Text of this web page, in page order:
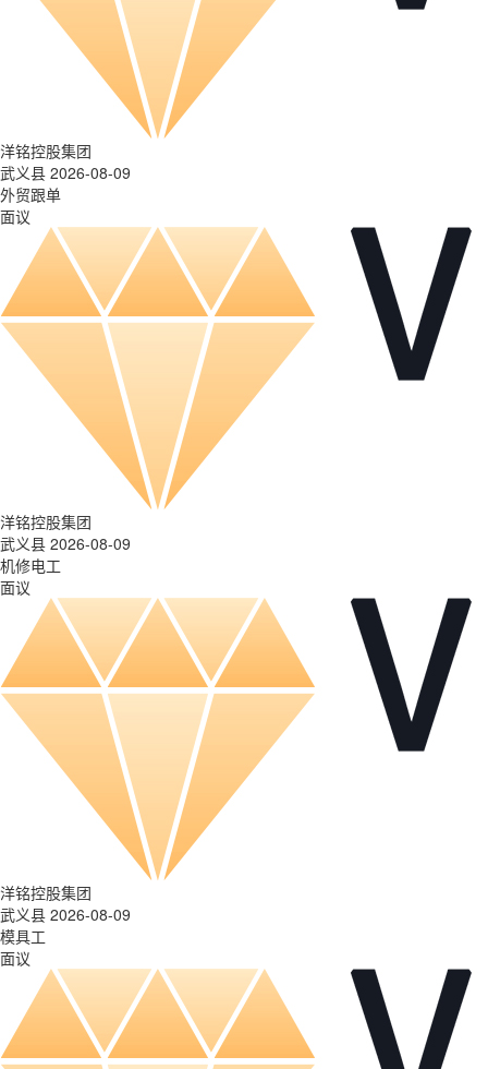
洋铭控股集团
武义县 2026-08-09
外贸跟单
面议
洋铭控股集团
武义县 2026-08-09
机修电工
面议
洋铭控股集团
武义县 2026-08-09
模具工
面议